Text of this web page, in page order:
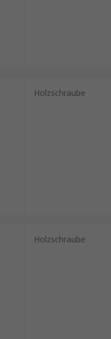
Holzschraube
Holzschraube